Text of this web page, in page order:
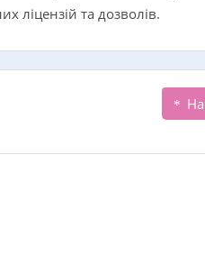
ліцензій та дозволів.